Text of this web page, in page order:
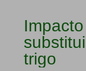
trigo